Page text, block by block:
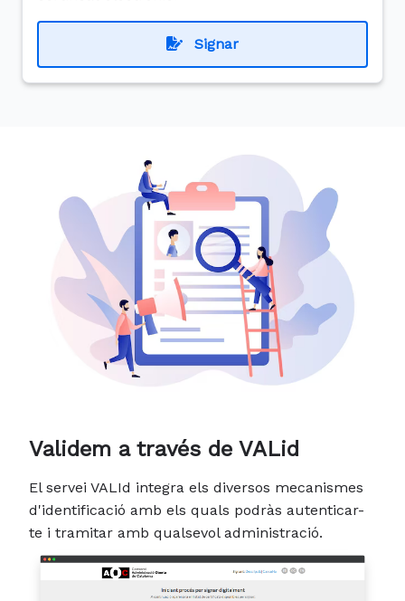
Signar
Validem a través de VALid
El servei VALId integra els diversos mecanismes
d'identificació amb els quals podràs autenticar-
te i tramitar amb qualsevol administració.